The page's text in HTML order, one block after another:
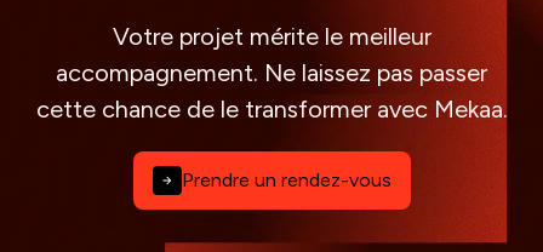
Votre projet mérite le meilleur
accompagnement. Ne laissez pas passer
cette chance de le transformer avec Mekaa.
Prendre un rendez-vous